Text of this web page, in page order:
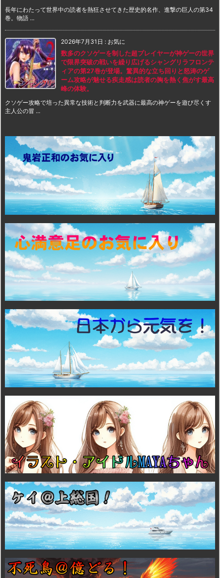
長年にわたって世界中の読者を熱狂させてきた歴史的名作、進撃の巨人の第34
巻。物語 ...
2026年7月31日 : お気に
数多のクソゲーを制した超プレイヤーが神ゲーの世界
で限界突破の戦いを繰り広げるシャングリラフロンテ
ィアの第27巻が登場。驚異的な立ち回りと怒涛のゲ
ーム攻略が魅せる疾走感は読者の胸を熱く焦がす最高
峰の体験。
クソゲー攻略で培った異常な技術と判断力を武器に最高の神ゲーを遊び尽くす
主人公の冒 ...